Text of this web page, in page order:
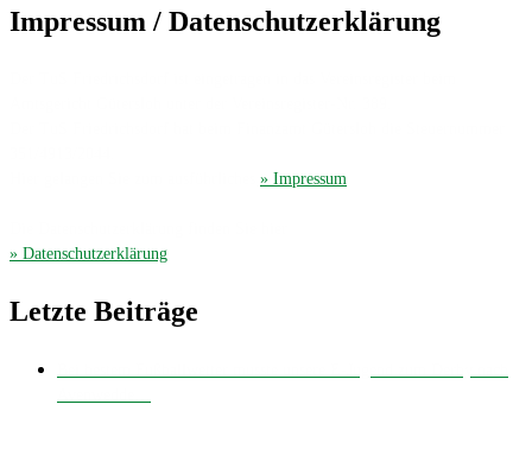
Impressum / Datenschutzerklärung
» Impressum
» Datenschutzerklärung
Letzte Beiträge